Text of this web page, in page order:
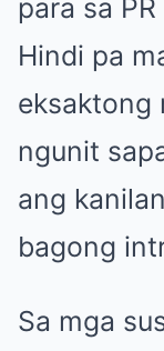
para sa
Hindi pa
eksaktong
ngunit
ang
bagong
Sa mga